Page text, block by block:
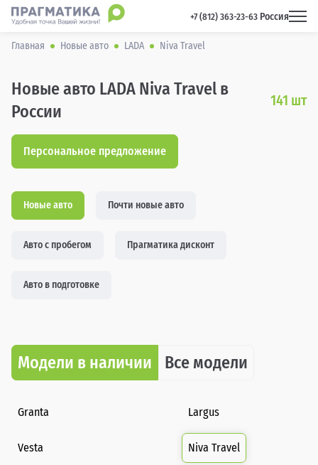
+7 (812) 363-23-63 Россия
Главная Новые авто LADA Niva Travel
Новые авто LADA Niva Travel в
России
141 шт
Персональное предложение
Новые авто Почти новые авто
Авто с пробегом Прагматика дисконт
Авто в подготовке
Модели в наличии Все модели
Granta Largus
Vesta Niva Travel